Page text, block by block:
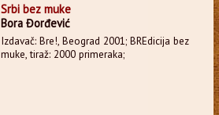
Srbi bez muke
Bora Đorđević
Izdavač: Bre!, Beograd 2001; BREdicija bez
muke, tiraž: 2000 primeraka;